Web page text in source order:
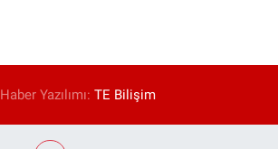
Haber Yazılımı:TE Bilişim